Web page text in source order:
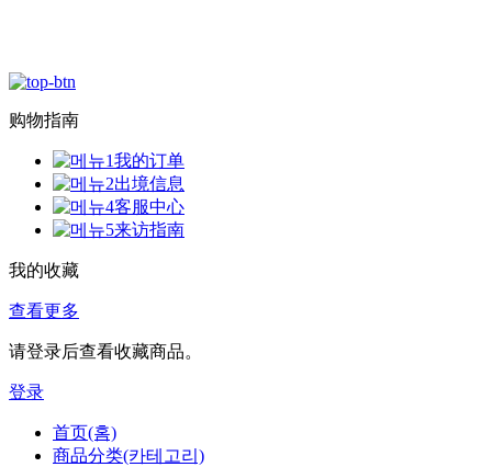
购物指南
我的订单
出境信息
客服中心
来访指南
我的收藏
查看更多
请登录后查看收藏商品。
登录
首页(홈)
商品分类(카테고리)